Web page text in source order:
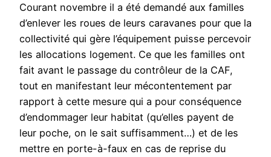
Courant novembre il a été demandé aux familles
d’enlever les roues de leurs caravanes pour que la
collectivité qui gère l’équipement puisse percevoir
les allocations logement. Ce que les familles ont
fait avant le passage du contrôleur de la CAF,
tout en manifestant leur mécontentement par
rapport à cette mesure qui a pour conséquence
d’endommager leur habitat (qu’elles payent de
leur poche, on le sait suffisamment…) et de les
mettre en porte-à-faux en cas de reprise du